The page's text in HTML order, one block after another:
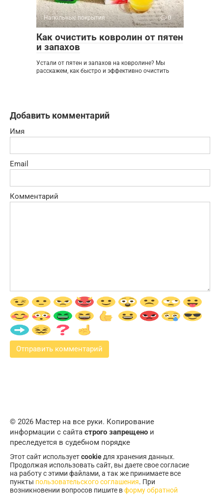
Напольные покрытия 0
Как очистить ковролин от пятен
и запахов
Устали от пятен и запахов на ковролине? Мы
расскажем, как быстро и эффективно очистить
Добавить комментарий
Имя
Email
Комментарий
© 2026 Мастер на все руки. Копирование
информации с сайта строго запрещено и
преследуется в судебном порядке
Этот сайт используетcookie для хранения данных.
Продолжая использовать сайт, вы даете свое согласие
на работу с этими файлами, а так же принимаете все
пункты пользовательского соглашения. При
возникновении вопросов пишите вформу обратной